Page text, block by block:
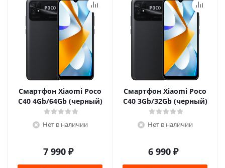
Смартфон Xiaomi Poco
C40 4Gb/64Gb (черный)
Нет в наличии
7 990 ₽
Смартфон Xiaomi Poco
C40 3Gb/32Gb (черный)
Нет в наличии
6 990 ₽